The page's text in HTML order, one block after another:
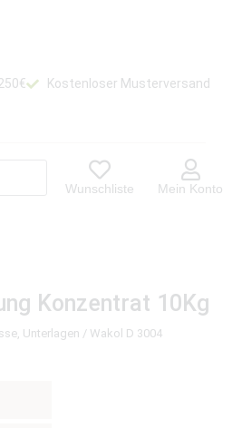
Kostenloser Musterversand
Wunschliste Mein Konto
Konzentrat 10Kg
Unterlagen / Wakol D 3004